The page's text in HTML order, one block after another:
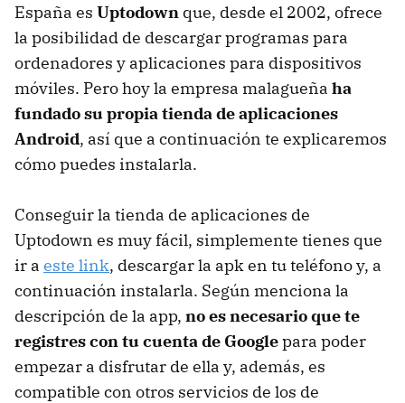
España es Uptodown que, desde el 2002, ofrece
la posibilidad de descargar programas para
ordenadores y aplicaciones para dispositivos
móviles. Pero hoy la empresa malagueña ha
fundado su propia tienda de aplicaciones
Android, así que a continuación te explicaremos
cómo puedes instalarla.
Conseguir la tienda de aplicaciones de
Uptodown es muy fácil, simplemente tienes que
ir a este link, descargar la apk en tu teléfono y, a
continuación instalarla. Según menciona la
descripción de la app, no es necesario que te
registres con tu cuenta de Googlepara poder
empezar a disfrutar de ella y, además, es
compatible con otros servicios de los de